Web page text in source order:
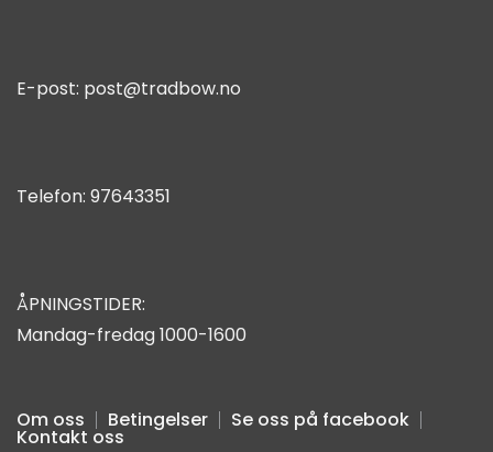
E-post: post@tradbow.no
Telefon: 97643351
ÅPNINGSTIDER:
Mandag-fredag 1000-1600
Om oss Betingelser Se oss på facebook
Kontakt oss